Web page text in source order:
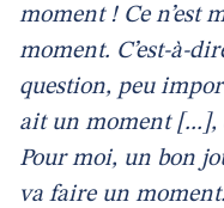
moment ! Ce n’est
moment. C’est-à-
question, peu
ait un moment [...],
Pour moi, un bon
va faire un moment.